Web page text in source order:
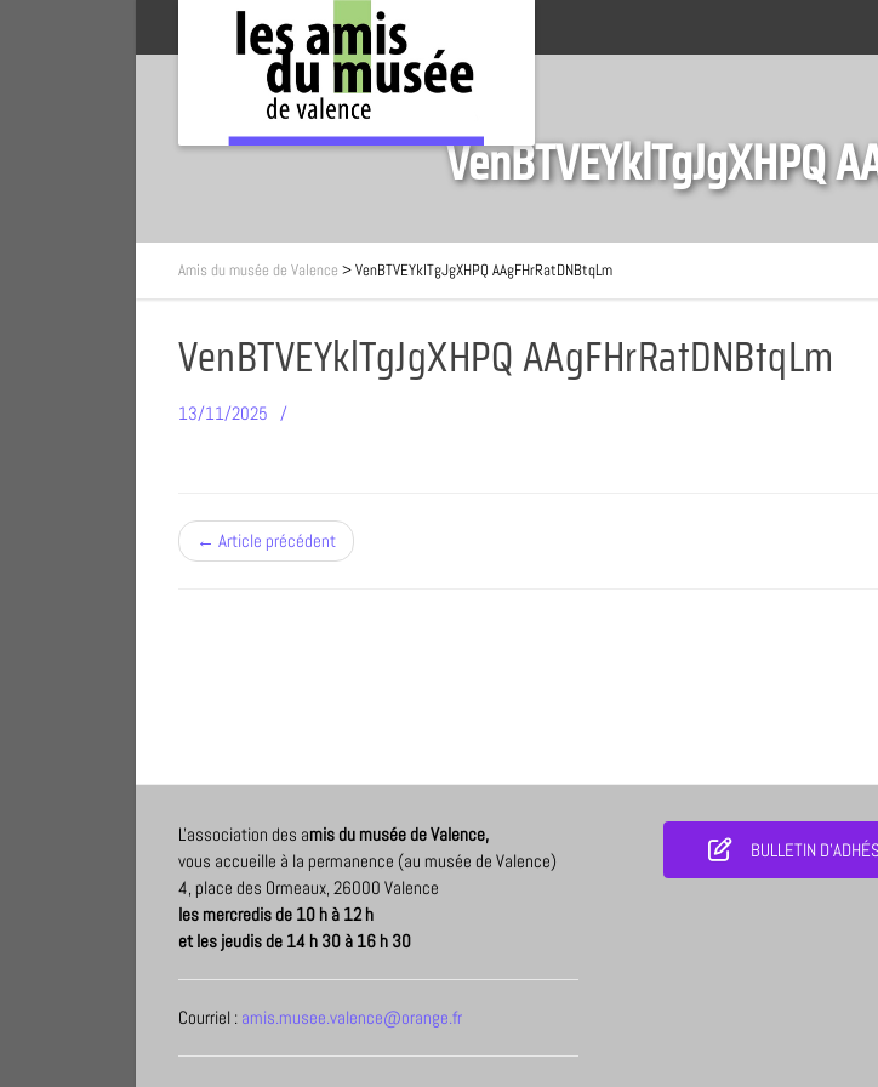
VenBTVEYklTgJgXHPQ
Amis du musée de Valence >VenBTVEYklTgJgXHPQ AAgFHrRatDNBtqLm
VenBTVEYklTgJgXHPQ AAgFHrRatDNBtqLm
13/11/2025
← Article précédent
L'association des amis du musée de Valence,
vous accueille à la permanence (au musée de Valence)
4, place des Ormeaux, 26000 Valence
les mercredis de 10 h à 12 h
et les jeudis de 14 h 30 à 16 h 30
Courriel : amis.musee.valence@orange.fr
BULLETIN